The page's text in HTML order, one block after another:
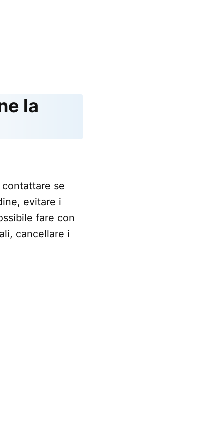
la
se
evitare i
fare con
cancellare i